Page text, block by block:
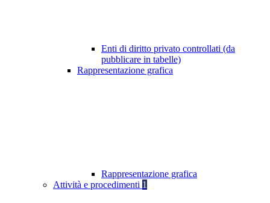
Enti di diritto privato controllati (da
pubblicare in tabelle)
Rappresentazione grafica
Rappresentazione grafica
Attività e procedimenti 1